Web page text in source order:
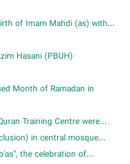
of Imam Mahdi (as) with...
Hasani (PBUH)
Month of Ramadan in
Training Centre were...
in central mosque...
the celebration of...